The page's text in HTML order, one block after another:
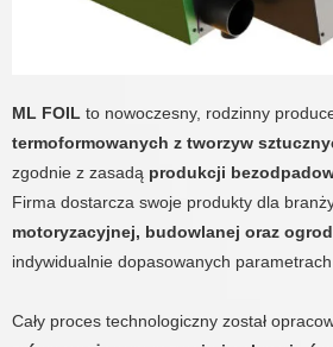
ML FOIL to nowoczesny, rodzinny
termoformowanych z tworzyw
zgodnie z zasadą produkcji
Firma dostarcza swoje produkty dla
motoryzacyjnej, budowlanej oraz
indywidualnie dopasowanych
Cały proces technologiczny został